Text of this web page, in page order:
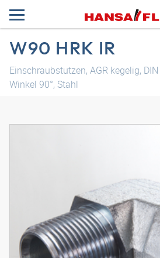
W90 HRK IR
Einschraubstutzen, AGR kegelig,
Winkel 90°, Stahl
3D